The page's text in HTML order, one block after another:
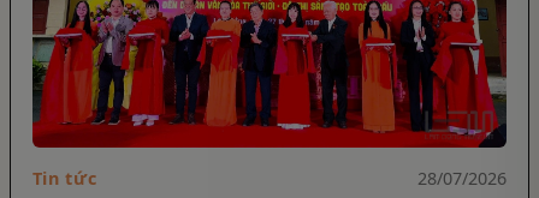
Tin tức 28/07/2026